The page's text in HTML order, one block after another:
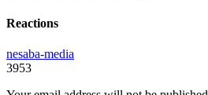
Reactions
nesaba-media
3953